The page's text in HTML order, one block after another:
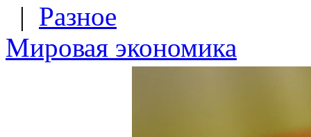
| Разное
Мировая экономика